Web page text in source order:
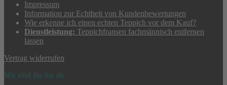
Impressum
Information zur Echtheit von Kundenbewertungen
Wie erkenne ich einen echten Teppich vor dem Kauf?
Dienstleistung: Teppichfransen fachmännisch entfernen
lassen
Vertrag widerrufen
Wir sind für Sie da